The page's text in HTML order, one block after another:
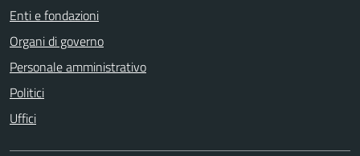
Enti e fondazioni
Organi di governo
Personale amministrativo
Politici
Uffici